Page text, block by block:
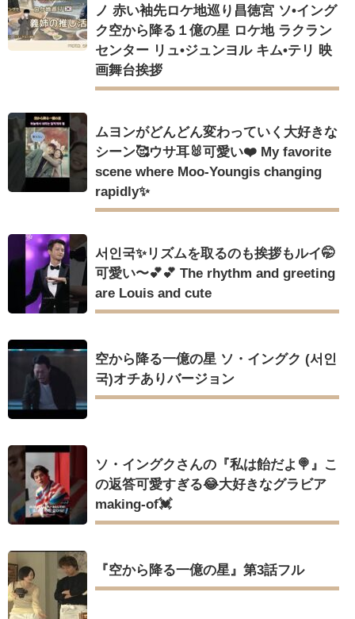
Powered by livedoor 相互RSS
Powered by livedoor 相互RSS
ノ 赤い袖先ロケ地巡り昌徳宮 ソ•イング
ク空から降る１億の星 ロケ地 ラクラン
センター リュ•ジュンヨル キム•テリ 映
画舞台挨拶
ムヨンがどんどん変わっていく大好きな
シーン🥰ウサ耳🐰可愛い❤️ My favorite
scene where Moo-Youngis changing
rapidly✨
서인국✨リズムを取るのも挨拶もルイ🤭
可愛い〜💕💕 The rhythm and greeting
are Louis and cute
空から降る一億の星 ソ・イングク (서인
국)オチありバージョン
ソ・イングクさんの『私は飴だよ🍭』こ
の返答可愛すぎる😂大好きなグラビア
making-of💓
『空から降る一億の星』第3話フル